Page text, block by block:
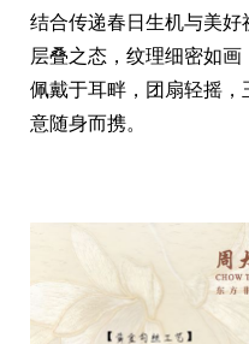
结合传递春日生机与美
层叠之态，纹理细密如画
佩戴于耳畔，团扇轻摇
意随身而携。